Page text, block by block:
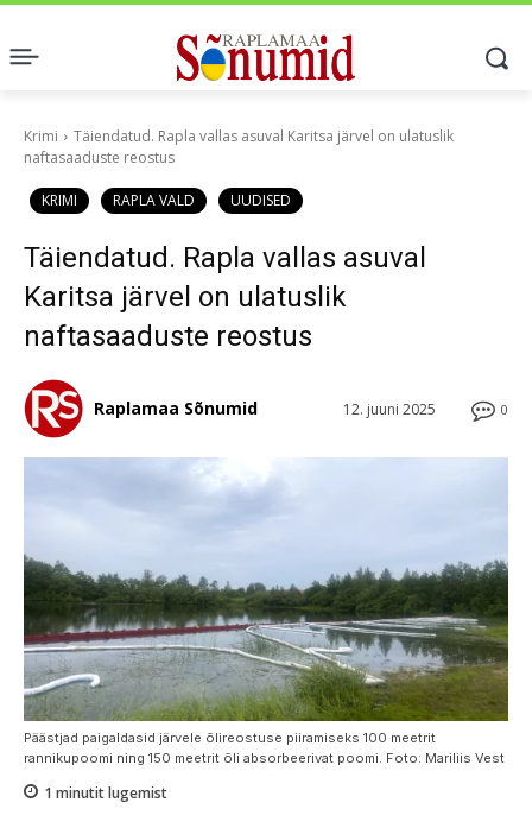
Krimi
Täiendatud. Rapla vallas asuval Karitsa järvel on ulatuslik
naftasaaduste reostus
KRIMI RAPLA VALD UUDISED
Täiendatud. Rapla vallas asuval
Karitsa järvel on ulatuslik
naftasaaduste reostus
0
12. juuni 2025
Raplamaa Sõnumid
Päästjad paigaldasid järvele õlireostuse piiramiseks 100 meetrit
rannikupoomi ning 150 meetrit õli absorbeerivat poomi. Foto: Mariliis Vest
1 minutit lugemist